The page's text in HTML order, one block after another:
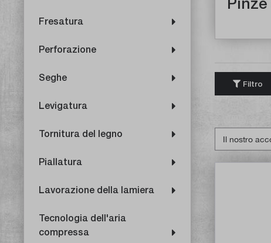
Fresatura
Perforazione
Seghe
Levigatura
Tornitura del legno
Piallatura
Lavorazione della lamiera
Tecnologia dell'aria
compressa
Filtro